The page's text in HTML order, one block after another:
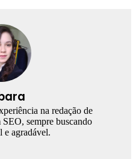
na redação de
sempre buscando
e agradável.